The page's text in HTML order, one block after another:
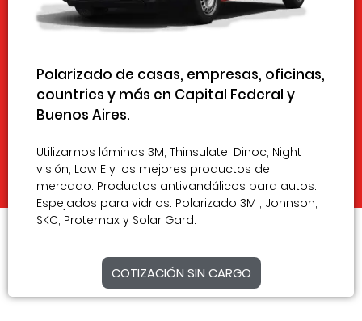
Polarizado de casas, empresas, oficinas,
countries y más en Capital Federal y
Buenos Aires.
Utilizamos láminas 3M, Thinsulate, Dinoc, Night
visión, Low E y los mejores productos del
mercado. Productos antivandálicos para autos.
Espejados para vidrios. Polarizado 3M , Johnson,
SKC, Protemax y Solar Gard.
COTIZACIÓN SIN CARGO